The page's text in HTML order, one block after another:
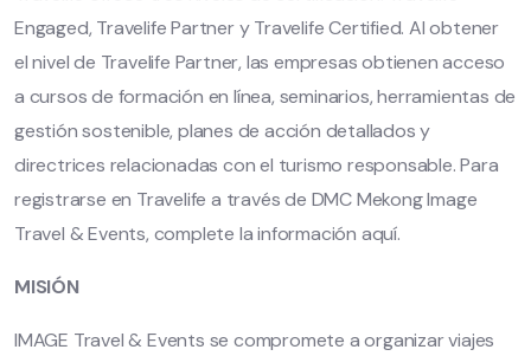
Engaged, Travelife Partner y Travelife Certified. Al obtener
el nivel de Travelife Partner, las empresas obtienen acceso
a cursos de formación en línea, seminarios, herramientas de
gestión sostenible, planes de acción detallados y
directrices relacionadas con el turismo responsable. Para
registrarse en Travelife a través de DMC Mekong Image
Travel & Events, complete la información aquí.
MISIÓN
IMAGE Travel & Events se compromete a organizar viajes